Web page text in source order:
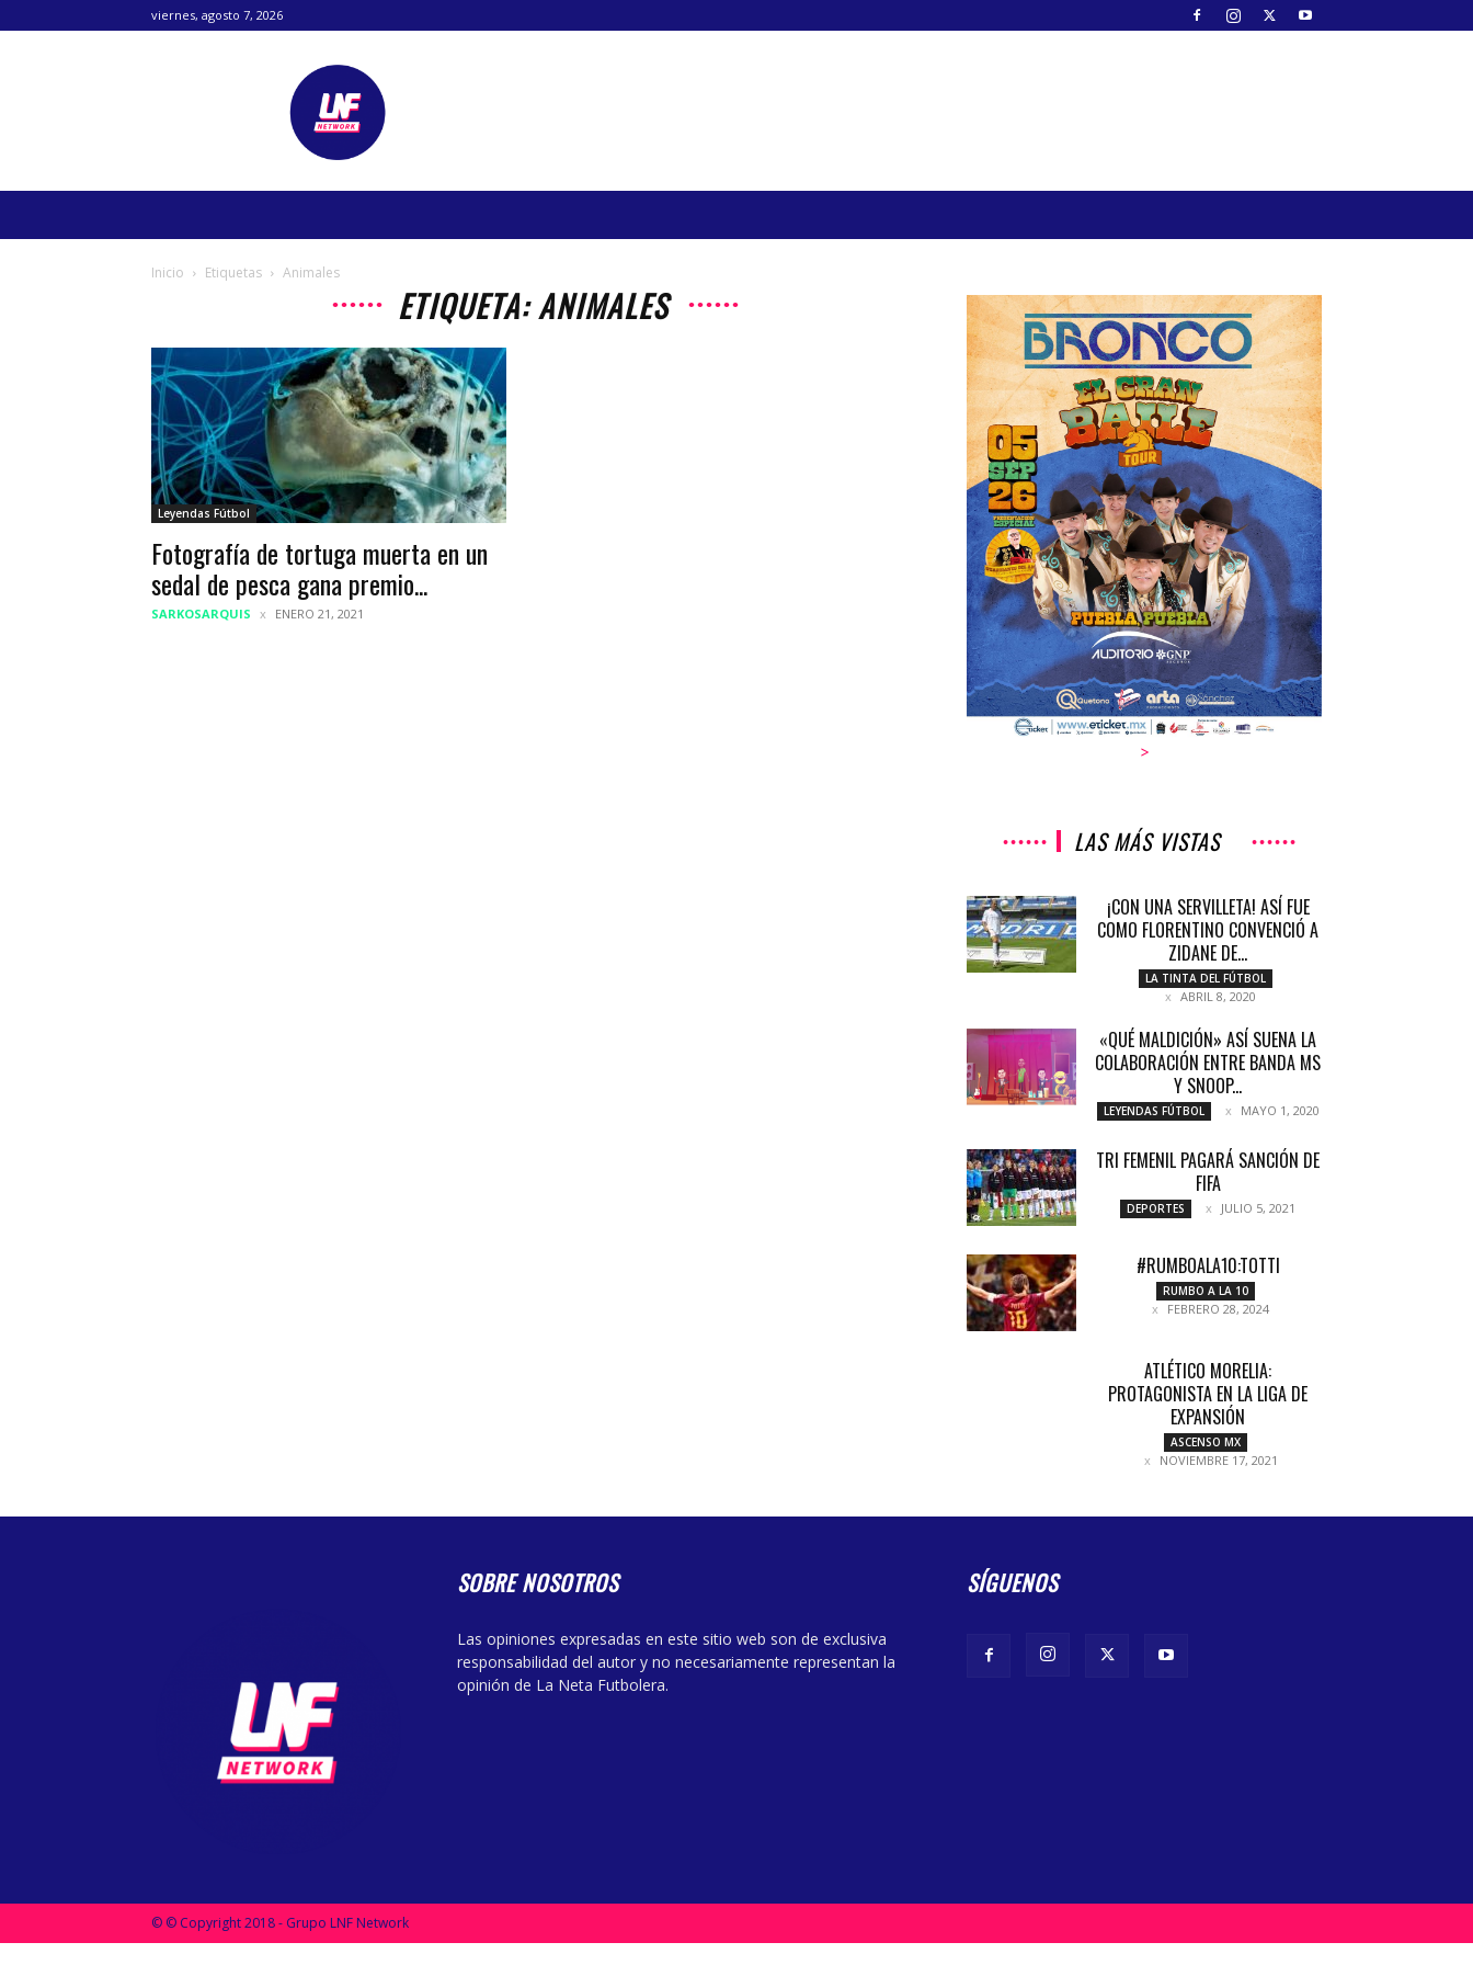
viernes, agosto 7, 2026
Lanetafutbolera
Inicio Etiquetas Animales
ETIQUETA: ANIMALES
Leyendas Fútbol
Fotografía de tortuga muerta en un
sedal de pesca gana premio...
SARKOSARQUIS ENERO 21, 2021
>
LAS MÁS VISTAS
¡CON UNA SERVILLETA! ASÍ FUE
COMO FLORENTINO CONVENCIÓ A
ZIDANE DE...
LA TINTA DEL FÚTBOL
ABRIL 8, 2020
«QUÉ MALDICIÓN» ASÍ SUENA LA
COLABORACIÓN ENTRE BANDA MS
Y SNOOP...
LEYENDAS FÚTBOL MAYO 1, 2020
TRI FEMENIL PAGARÁ SANCIÓN DE
FIFA
DEPORTES JULIO 5, 2021
#RUMBOALA10:TOTTI
RUMBO A LA 10
FEBRERO 28, 2024
ATLÉTICO MORELIA:
PROTAGONISTA EN LA LIGA DE
EXPANSIÓN
ASCENSO MX
NOVIEMBRE 17, 2021
SOBRE NOSOTROS
Las opiniones expresadas en este sitio web son de exclusiva
responsabilidad del autor y no necesariamente representan la
opinión de La Neta Futbolera.
SÍGUENOS
© © Copyright 2018 - Grupo LNF Network